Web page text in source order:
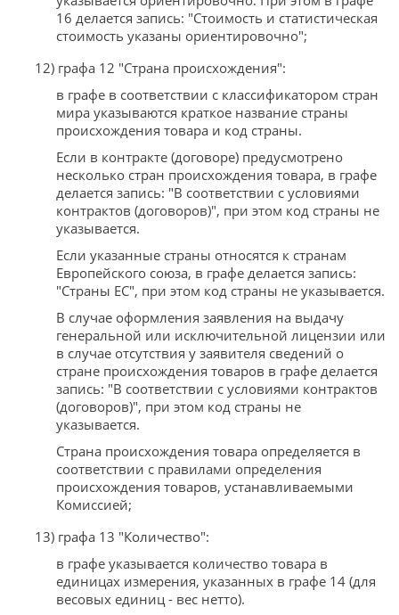
16 делается запись: "Стоимость и статистическая
стоимость указаны ориентировочно";
12) графа 12 "Страна происхождения":
в графе в соответствии с классификатором стран
мира указываются краткое название страны
происхождения товара и код страны.
Если в контракте (договоре) предусмотрено
несколько стран происхождения товара, в графе
делается запись: "В соответствии с условиями
контрактов (договоров)", при этом код страны не
указывается.
Если указанные страны относятся к странам
Европейского союза, в графе делается запись:
"Страны ЕС", при этом код страны не указывается.
В случае оформления заявления на выдачу
генеральной или исключительной лицензии или
в случае отсутствия у заявителя сведений о
стране происхождения товаров в графе делается
запись: "В соответствии с условиями контрактов
(договоров)", при этом код страны не
указывается.
Страна происхождения товара определяется в
соответствии с правилами определения
происхождения товаров, устанавливаемыми
Комиссией;
13) графа 13 "Количество":
в графе указывается количество товара в
единицах измерения, указанных в графе 14 (для
весовых единиц - вес нетто).